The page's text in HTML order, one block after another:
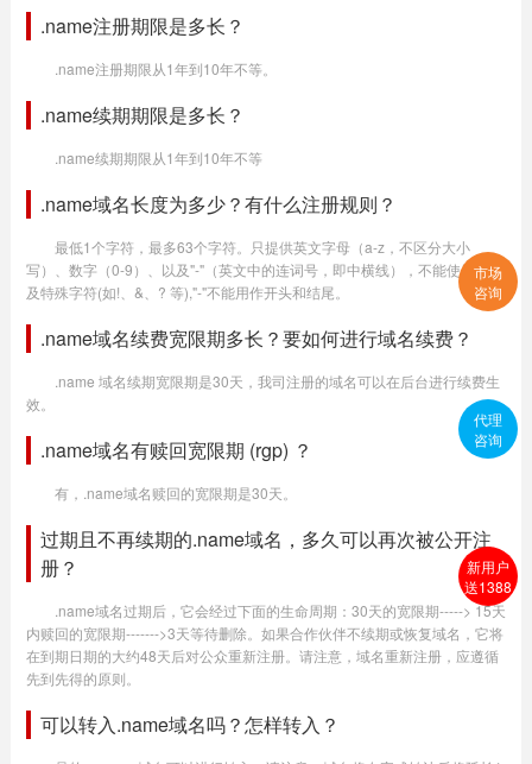
.name注册期限是多长？
.name注册期限从1年到10年不等。
.name续期期限是多长？
.name续期期限从1年到10年不等
.name域名长度为多少？有什么注册规则？
最低1个字符，最多63个字符。只提供英文字母（a-z，不区分大小
写）、数字（0-9）、以及"-"（英文中的连词号，即中横线），不能使用空格
及特殊字符(如!、&、? 等),"-"不能用作开头和结尾。
.name域名续费宽限期多长？要如何进行域名续费？
.name 域名续期宽限期是30天，我司注册的域名可以在后台进行续费生
效。
.name域名有赎回宽限期 (rgp) ？
有，.name域名赎回的宽限期是30天。
过期且不再续期的.name域名，多久可以再次被公开注
册？
.name域名过期后，它会经过下面的生命周期：30天的宽限期-----> 15天
内赎回的宽限期------->3天等待删除。如果合作伙伴不续期或恢复域名，它将
在到期日期的大约48天后对公众重新注册。请注意，域名重新注册，应遵循
先到先得的原则。
可以转入.name域名吗？怎样转入？
市场
咨询
代理
咨询
新用户
送1388